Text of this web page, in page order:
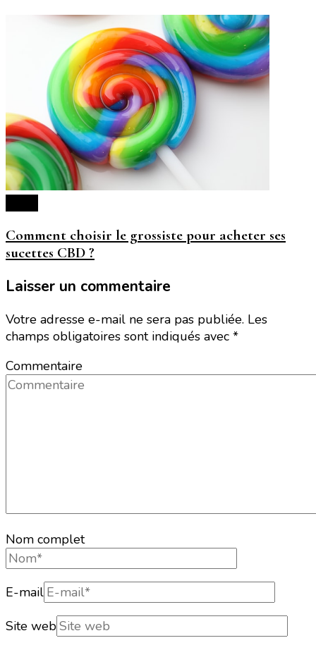
Comment choisir le grossiste pour acheter ses
sucettes CBD ?
Laisser un commentaire
Votre adresse e-mail ne sera pas publiée. Les
champs obligatoires sont indiqués avec *
Commentaire
Nom complet
E-mail
Site web